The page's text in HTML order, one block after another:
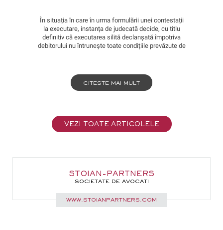
În situația în care în urma formulării unei contestații
la executare, instanța de judecată decide, cu titlu
definitiv că executarea silită declanșată împotriva
debitorului nu întrunește toate condițiile prevăzute de
hotărâre judecătorească, se naște […]
CITESTE MAI MULT
VEZI TOATE ARTICOLELE
STOIAN-PARTNERS
SOCIETATE DE AVOCATI
WWW.STOIANPARTNERS.COM